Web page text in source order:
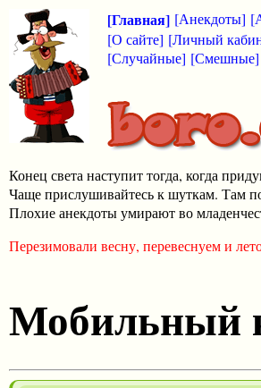
[Главная] [Анекдоты]
[О сайте] [Личный
[Случайные] [Смешные]
Конец света наступит тогда, когда
Чаще прислушивайтесь к шуткам. Там
Плохие анекдоты умирают во
Перезимовали весну, перевеснуем и
Мобильный